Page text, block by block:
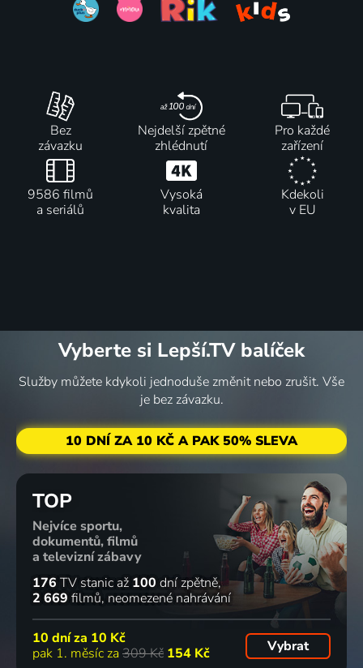
Bez
závazku
Nejdelší zpětné
zhlédnutí
Pro každé
zařízení
9586 filmů
a seriálů
Vysoká
kvalita
Kdekoli
v EU
Vyberte si Lepší.TV balíček
Služby můžete kdykoli jednoduše změnit nebo zrušit. Vše
je bez závazku.
10 DNÍ ZA 10 KČ A PAK 50% SLEVA
TOP
Nejvíce sportu,
dokumentů, filmů
a televizní zábavy
176 TV stanic až 100 dní zpětně
2 669 filmů neomezené nahrávání
10 dní za 10 Kč
pak 1. měsíc za 309 Kč 154 Kč Vybrat